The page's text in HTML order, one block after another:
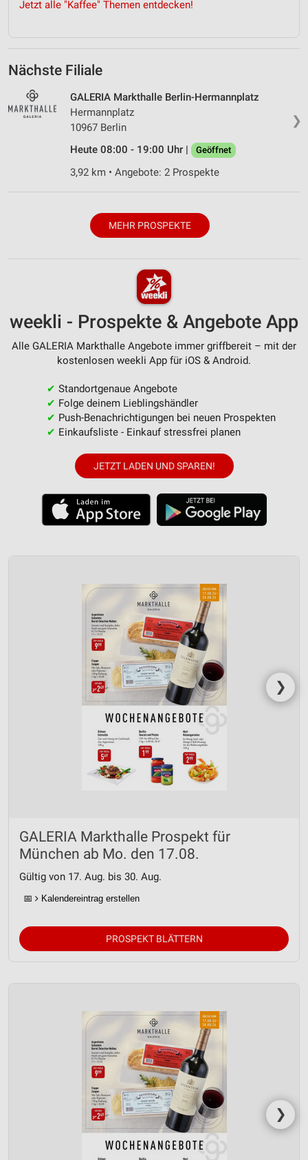
Jetzt alle "Kaffee" Themen entdecken!
Nächste Filiale
❯
GALERIA Markthalle Berlin-Hermannplatz
Hermannplatz
10967 Berlin
Heute 08:00 - 19:00 Uhr |
Geöffnet
3,92 km • Angebote: 2 Prospekte
MEHR PROSPEKTE
weekli - Prospekte & Angebote App
Alle GALERIA Markthalle Angebote immer griffbereit – mit der
kostenlosen weekli App für iOS & Android.
✔ Standortgenaue Angebote
✔ Folge deinem Lieblingshändler
✔ Push-Benachrichtigungen bei neuen Prospekten
✔ Einkaufsliste - Einkauf stressfrei planen
JETZT LADEN UND SPAREN!
❯
GALERIA Markthalle Prospekt für
München ab Mo. den 17.08.
Gültig von 17. Aug. bis 30. Aug.
📅 Kalendereintrag erstellen
PROSPEKT BLÄTTERN
❯